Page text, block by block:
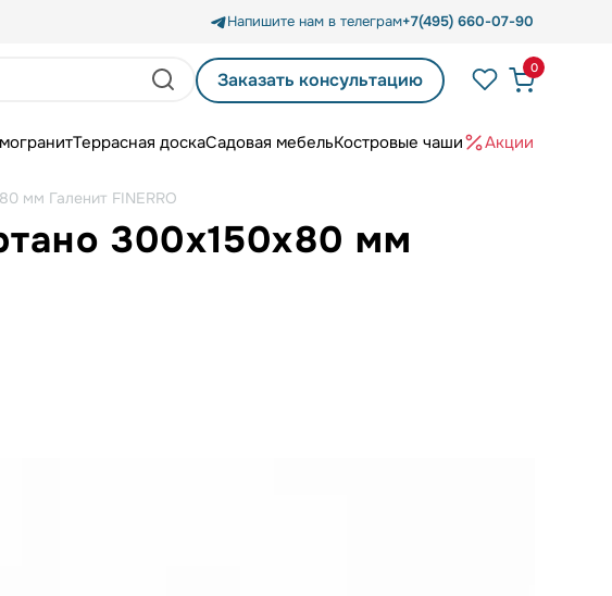
Напишите нам в телеграм+7(495) 660-07-90
Заказать консультацию
0
Террасная доскаСадовая мебельКостровые чаши Акции
мм Галенит FINERRO
300х150х80 мм